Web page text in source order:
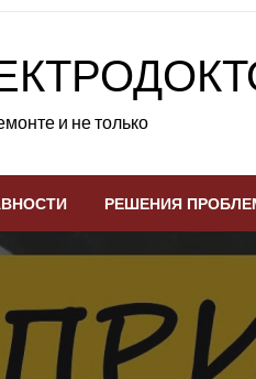
и не только
РЕШЕНИЯ